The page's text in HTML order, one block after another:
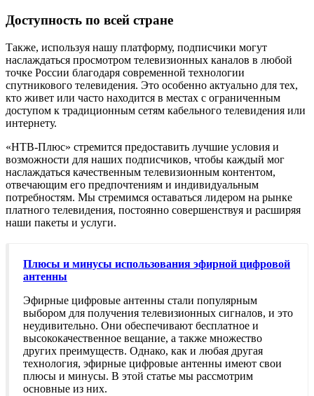
Доступность по всей стране
Также, используя нашу платформу, подписчики могут
наслаждаться просмотром телевизионных каналов в любой
точке России благодаря современной технологии
спутникового телевидения. Это особенно актуально для тех,
кто живет или часто находится в местах с ограниченным
доступом к традиционным сетям кабельного телевидения или
интернету.
«НТВ-Плюс» стремится предоставить лучшие условия и
возможности для наших подписчиков, чтобы каждый мог
наслаждаться качественным телевизионным контентом,
отвечающим его предпочтениям и индивидуальным
потребностям. Мы стремимся оставаться лидером на рынке
платного телевидения, постоянно совершенствуя и расширяя
наши пакеты и услуги.
Плюсы и минусы использования эфирной цифровой
антенны
Эфирные цифровые антенны стали популярным
выбором для получения телевизионных сигналов, и это
неудивительно. Они обеспечивают бесплатное и
высококачественное вещание, а также множество
других преимуществ. Однако, как и любая другая
технология, эфирные цифровые антенны имеют свои
плюсы и минусы. В этой статье мы рассмотрим
основные из них.